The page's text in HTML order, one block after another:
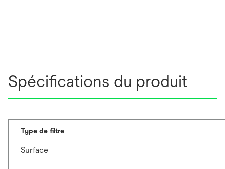
Spécifications du produit
Type de filtre
Surface